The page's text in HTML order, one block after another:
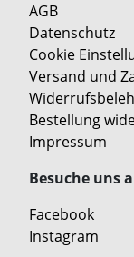
AGB
Datenschutz
Cookie
Versand und
Bestellung
Impressum
Besuche uns
Facebook
Instagram